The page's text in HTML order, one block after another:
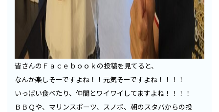
皆さんのＦａｃｅｂｏｏｋの投稿を見てると、
なんか楽しそーですよね！！元気そーですよね！！！！
いっぱい食べたり、仲間とワイワイしてますよね！！！！
ＢＢＱや、マリンスポーツ、スノボ、朝のスタバからの投